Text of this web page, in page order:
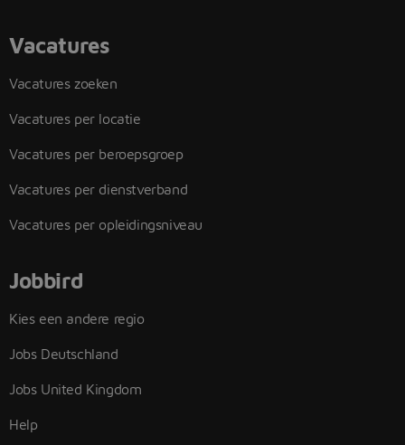
Vacatures
Vacatures zoeken
Vacatures per locatie
Vacatures per beroepsgroep
Vacatures per dienstverband
Vacatures per opleidingsniveau
Jobbird
Kies een andere regio
Jobs Deutschland
Jobs United Kingdom
Help